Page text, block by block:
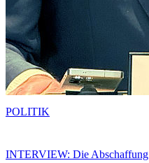
INTERVIEW: Die Abschaffung
POLITIK